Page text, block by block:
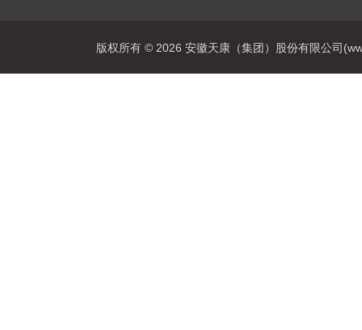
版权所有 © 2026 安徽天康（集团）股份有限公司